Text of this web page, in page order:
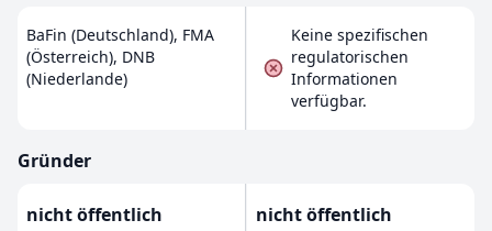
BaFin (Deutschland), FMA
(Österreich), DNB
(Niederlande)
Keine spezifischen
regulatorischen
Informationen
verfügbar.
Gründer
nicht öffentlich
nicht öffentlich